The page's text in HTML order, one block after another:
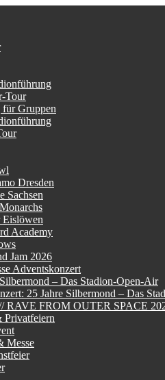
Tour
für Gruppen
Dresden
Sachsen
Eislöwen
Academy
Jam 2026
Adventskonzert
– Das Stadion-Open-Air
25 Jahre Silbermond – Das
RAVE FROM OUTER SPACE
Privatfeiern
Messe